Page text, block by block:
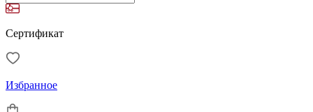
Сертификат
Избранное